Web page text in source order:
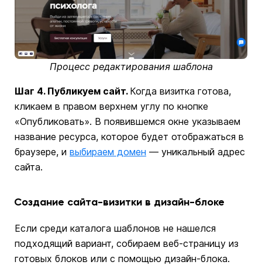
Процесс редактирования шаблона
Шаг 4. Публикуем сайт. Когда визитка готова,
кликаем в правом верхнем углу по кнопке
«Опубликовать». В появившемся окне указываем
название ресурса, которое будет отображаться в
браузере, и выбираем домен — уникальный адрес
сайта.
Создание сайта-визитки в дизайн-блоке
Если среди каталога шаблонов не нашелся
подходящий вариант, собираем веб-страницу из
готовых блоков или с помощью дизайн-блока.